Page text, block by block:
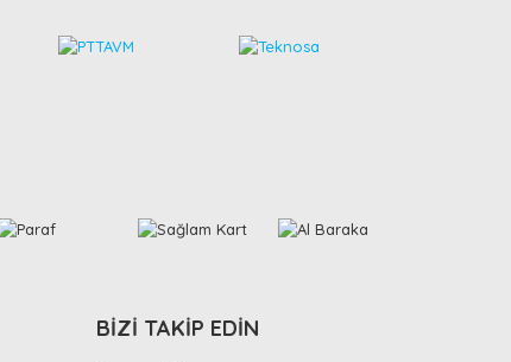
BİZİ TAKİP EDİN